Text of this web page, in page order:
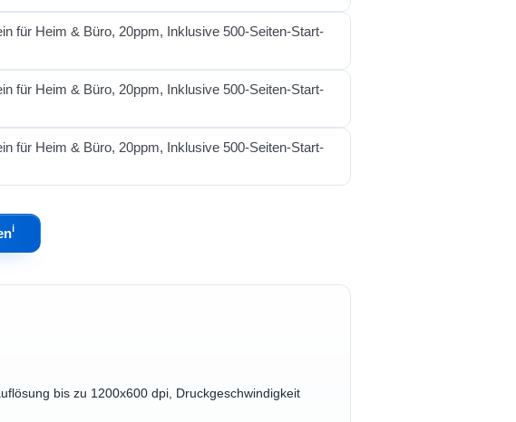
ℹ︎
bis zu 1200x600 dpi, Druckgeschwindigkeit